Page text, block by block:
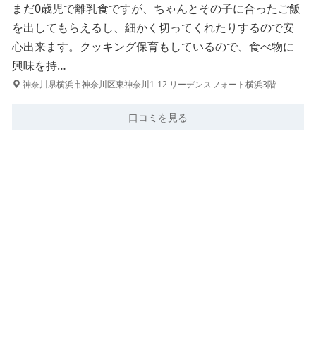
まだ0歳児で離乳食ですが、ちゃんとその子に合ったご飯
を出してもらえるし、細かく切ってくれたりするので安
心出来ます。クッキング保育もしているので、食べ物に
興味を持…
神奈川県横浜市神奈川区東神奈川1-12 リーデンスフォート横浜3階
口コミを見る